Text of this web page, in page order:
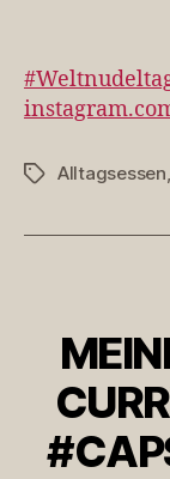
Schlagwörter
Alltagsessen